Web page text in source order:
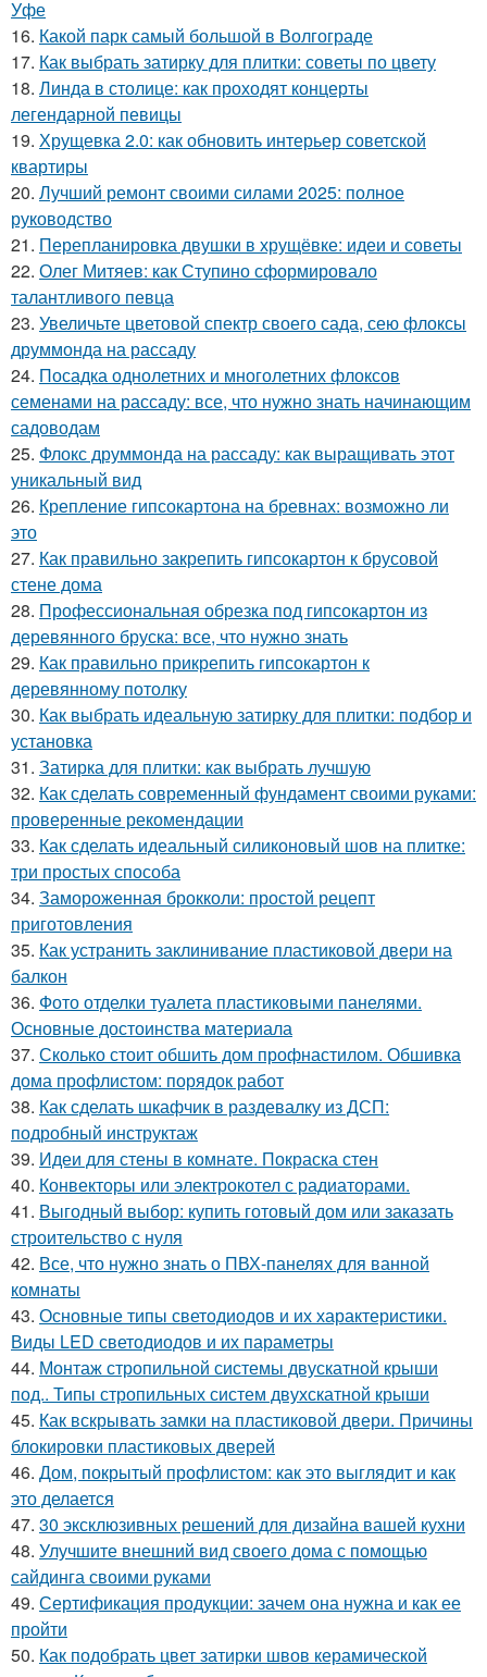
Уфе
16. Какой парк самый большой в Волгограде
17. Как выбрать затирку для плитки: советы по цвету
18. Линда в столице: как проходят концерты
легендарной певицы
19. Хрущевка 2.0: как обновить интерьер советской
квартиры
20. Лучший ремонт своими силами 2025: полное
руководство
21. Перепланировка двушки в хрущёвке: идеи и советы
22. Олег Митяев: как Ступино сформировало
талантливого певца
23. Увеличьте цветовой спектр своего сада, сею флоксы
друммонда на рассаду
24. Посадка однолетних и многолетних флоксов
семенами на рассаду: все, что нужно знать начинающим
садоводам
25. Флокс друммонда на рассаду: как выращивать этот
уникальный вид
26. Крепление гипсокартона на бревнах: возможно ли
это
27. Как правильно закрепить гипсокартон к брусовой
стене дома
28. Профессиональная обрезка под гипсокартон из
деревянного бруска: все, что нужно знать
29. Как правильно прикрепить гипсокартон к
деревянному потолку
30. Как выбрать идеальную затирку для плитки: подбор и
установка
31. Затирка для плитки: как выбрать лучшую
32. Как сделать современный фундамент своими руками:
проверенные рекомендации
33. Как сделать идеальный силиконовый шов на плитке:
три простых способа
34. Замороженная брокколи: простой рецепт
приготовления
35. Как устранить заклинивание пластиковой двери на
балкон
36. Фото отделки туалета пластиковыми панелями.
Основные достоинства материала
37. Сколько стоит обшить дом профнастилом. Обшивка
дома профлистом: порядок работ
38. Как сделать шкафчик в раздевалку из ДСП:
подробный инструктаж
39. Идеи для стены в комнате. Покраска стен
40. Конвекторы или электрокотел с радиаторами.
41. Выгодный выбор: купить готовый дом или заказать
строительство с нуля
42. Все, что нужно знать о ПВХ-панелях для ванной
комнаты
43. Основные типы светодиодов и их характеристики.
Виды LED светодиодов и их параметры
44. Монтаж стропильной системы двускатной крыши
под.. Типы стропильных систем двухскатной крыши
45. Как вскрывать замки на пластиковой двери. Причины
блокировки пластиковых дверей
46. Дом, покрытый профлистом: как это выглядит и как
это делается
47. 30 эксклюзивных решений для дизайна вашей кухни
48. Улучшите внешний вид своего дома с помощью
сайдинга своими руками
49. Сертификация продукции: зачем она нужна и как ее
пройти
50. Как подобрать цвет затирки швов керамической